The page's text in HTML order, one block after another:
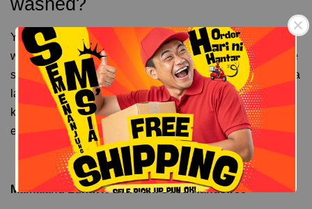
washed?
Yes, some nursing bras are designed to be machine
washable. TheMamaland x Lunavie Nursing Bra
can be
safely washed in a washing machine when placed inside a
laundry bag. This helps busy moms save time while
keeping the bra clean and maintaining its shape for
everyday use.
Mamaland Lunavie Bra Pam Susu Handsfree